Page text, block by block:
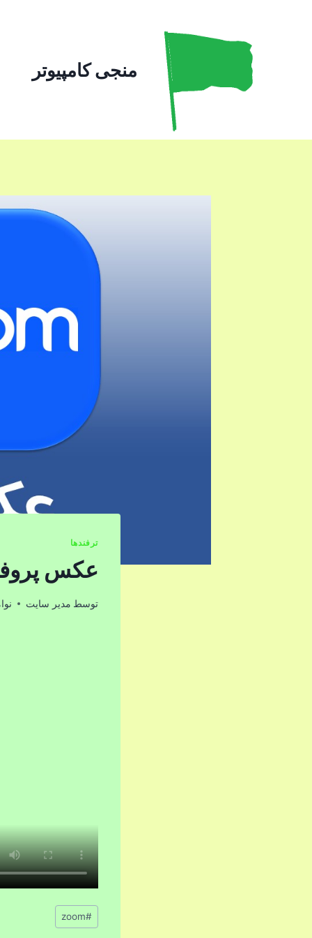
منجی کامپیوتر
ترفندها
عکس
توسط مدیر سایت
برچسب‌های
نوشته:
#
zoom